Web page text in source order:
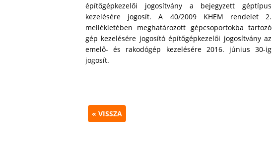
építőgépkezelői jogosítvány a bejegyzett géptípus
kezelésére jogosít. A 40/2009 KHEM rendelet 2.
mellékletében meghatározott gépcsoportokba tartozó
gép kezelésére jogosító építőgépkezelői jogosítvány az
emelő- és rakodógép kezelésére 2016. június 30-ig
jogosít.
« VISSZA